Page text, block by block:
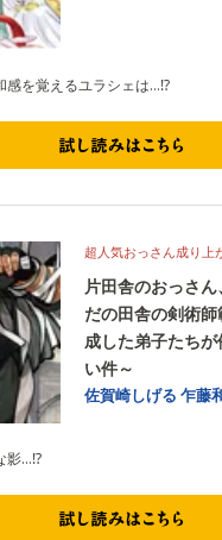
感を覚えるユラシェは…⁉
超人気おっさん成り上
片田舎のおっさ
だの田舎の剣術
成した弟子たち
い件～
佐賀崎しげる 乍藤
影…⁉